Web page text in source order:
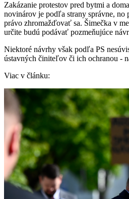
Zakázanie protestov pred bytmi a
novinárov je podľa strany správne, no
právo zhromažďovať sa. Šimečka v
určite budú podávať pozmeňujúce
Niektoré návrhy však podľa PS
ústavných činiteľov či ich ochranou -
Viac v článku: